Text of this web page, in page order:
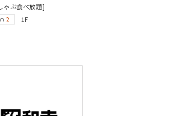
ゃぶ食べ放題]
1F